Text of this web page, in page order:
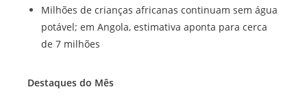
Milhões de crianças africanas continuam sem água
potável; em Angola, estimativa aponta para cerca
de 7 milhões
Destaques do Mês